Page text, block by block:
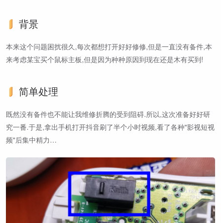
背景
本来这个问题困扰很久,每次都想打开好好修修,但是一直没有备件,本
来考虑某宝买个鼠标主板,但是因为种种原因到现在还是木有买到!
简单处理
既然没有备件也不能让我维修折腾的受到阻碍.所以,这次准备好好研
究一番.于是,拿出手机打开抖音刷了半个小时视频,看了各种"影视短视
频"后集中精力…